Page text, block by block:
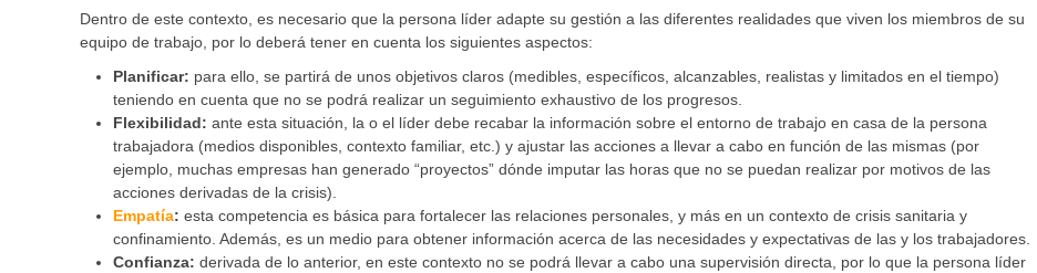
Dentro de este contexto, es necesario que la persona líder adapte su gestión a las diferentes realidades que viven los miembros de su
equipo de trabajo, por lo deberá tener en cuenta los siguientes aspectos:
Planificar: para ello, se partirá de unos objetivos claros (medibles, específicos, alcanzables, realistas y limitados en el tiempo)
teniendo en cuenta que no se podrá realizar un seguimiento exhaustivo de los progresos.
Flexibilidad: ante esta situación, la o el líder debe recabar la información sobre el entorno de trabajo en casa de la persona
trabajadora (medios disponibles, contexto familiar, etc.) y ajustar las acciones a llevar a cabo en función de las mismas (por
ejemplo, muchas empresas han generado “proyectos” dónde imputar las horas que no se puedan realizar por motivos de las
acciones derivadas de la crisis).
Empatía: esta competencia es básica para fortalecer las relaciones personales, y más en un contexto de crisis sanitaria y
confinamiento. Además, es un medio para obtener información acerca de las necesidades y expectativas de las y los trabajadores.
Confianza: derivada de lo anterior, en este contexto no se podrá llevar a cabo una supervisión directa, por lo que la persona líder